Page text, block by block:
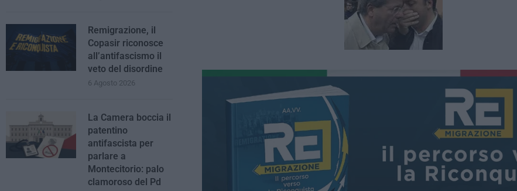
Remigrazione, il
Copasir riconosce
all’antifascismo il
veto del disordine
6 Agosto 2026
La Camera boccia il
patentino
antifascista per
parlare a
Montecitorio: palo
clamoroso del Pd